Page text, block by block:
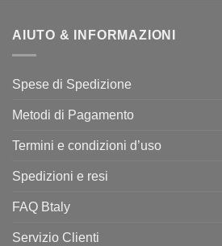
AIUTO & INFORMAZIONI
Spese di Spedizione
Metodi di Pagamento
Termini e condizioni d’uso
Spedizioni e resi
FAQ Btaly
Servizio Clienti